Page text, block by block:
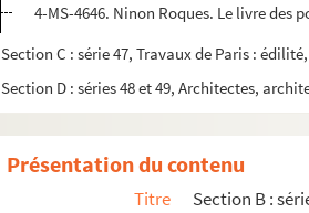
4-MS-4646. Ninon Roques. Le livre des
Section C : série 47, Travaux de Paris :
Section D : séries 48 et 49, Architectes,
Présentation du contenu
Titre
Section B :